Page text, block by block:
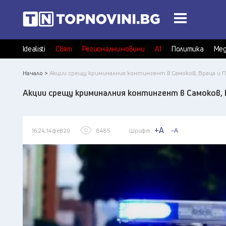
Idealisti Свят Регионални новини А1 Политика
Начало > Акции срещу криминалния контингент в Самоков, Враца и
Акции срещу криминалния контингент в Самоков,
16:24, 14 фев 20 8485 Шрифт: +A -A